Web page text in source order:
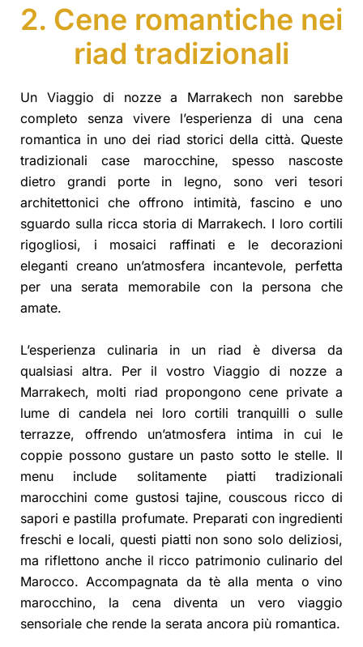
2. Cene romantiche nei
riad tradizionali
Un Viaggio di nozze a Marrakech non sarebbe
completo senza vivere l’esperienza di una cena
romantica in uno dei riad storici della città. Queste
tradizionali case marocchine, spesso nascoste
dietro grandi porte in legno, sono veri tesori
architettonici che offrono intimità, fascino e uno
sguardo sulla ricca storia di Marrakech. I loro cortili
rigogliosi, i mosaici raffinati e le decorazioni
eleganti creano un’atmosfera incantevole, perfetta
per una serata memorabile con la persona che
amate.
L’esperienza culinaria in un riad è diversa da
qualsiasi altra. Per il vostro Viaggio di nozze a
Marrakech, molti riad propongono cene private a
lume di candela nei loro cortili tranquilli o sulle
terrazze, offrendo un’atmosfera intima in cui le
coppie possono gustare un pasto sotto le stelle. Il
menu include solitamente piatti tradizionali
marocchini come gustosi tajine, couscous ricco di
sapori e pastilla profumate. Preparati con ingredienti
freschi e locali, questi piatti non sono solo deliziosi,
ma riflettono anche il ricco patrimonio culinario del
Marocco. Accompagnata da tè alla menta o vino
marocchino, la cena diventa un vero viaggio
sensoriale che rende la serata ancora più romantica.